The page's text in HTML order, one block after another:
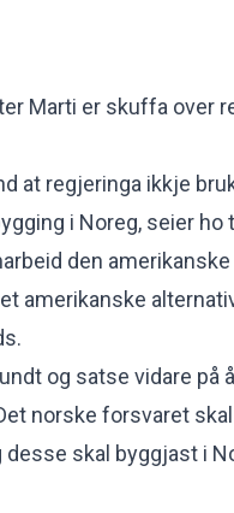
Marti er skuffa over
at regjeringa ikkje
i Noreg, seier ho
den amerikanske
amerikanske
og satse vidare på
norske forsvaret
skal byggjast i